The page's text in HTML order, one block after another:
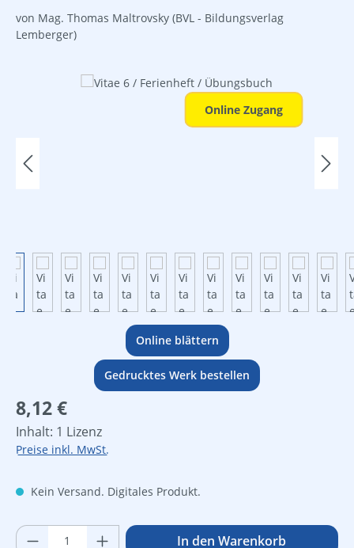
von Mag. Thomas Maltrovsky (BVL - Bildungsverlag
Lemberger)
Bildergalerie überspringen
Online Zugang
Online blättern
Gedrucktes Werk bestellen
Regulärer Preis:
8,12 €
Inhalt: 1 Lizenz
Preise inkl. MwSt.
Kein Versand. Digitales Produkt.
Produkt Anzahl: Gib den gewünschten
In den Warenkorb